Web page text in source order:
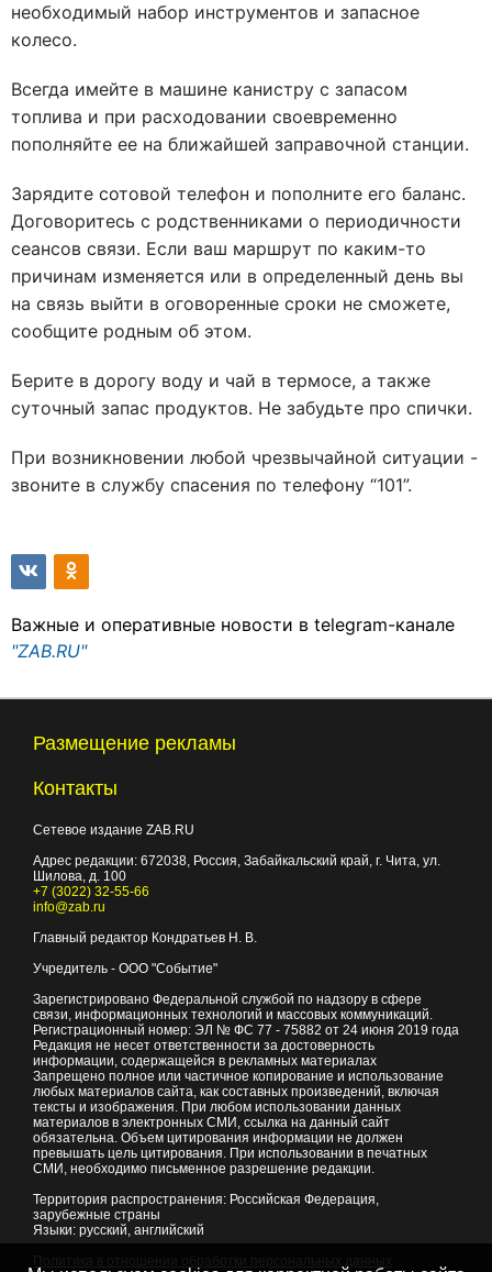
необходимый набор инструментов и запасное
колесо.
Всегда имейте в машине канистру с запасом
топлива и при расходовании своевременно
пополняйте ее на ближайшей заправочной станции.
Зарядите сотовой телефон и пополните его баланс.
Договоритесь с родственниками о периодичности
сеансов связи. Если ваш маршрут по каким-то
причинам изменяется или в определенный день вы
на связь выйти в оговоренные сроки не сможете,
сообщите родным об этом.
Берите в дорогу воду и чай в термосе, а также
суточный запас продуктов. Не забудьте про спички.
При возникновении любой чрезвычайной ситуации -
звоните в службу спасения по телефону “101”.
Важные и оперативные новости в telegram-канале
"ZAB.RU"
Размещение рекламы
Контакты
Сетевое издание ZAB.RU
Адрес редакции: 672038, Россия, Забайкальский край, г. Чита, ул.
Шилова, д. 100
+7 (3022) 32-55-66
info@zab.ru
Главный редактор Кондратьев Н. В.
Учредитель - ООО "Событие"
Зарегистрировано Федеральной службой по надзору в сфере
связи, информационных технологий и массовых коммуникаций.
Регистрационный номер: ЭЛ № ФС 77 - 75882 от 24 июня 2019 года
Редакция не несет ответственности за достоверность
информации, содержащейся в рекламных материалах
Запрещено полное или частичное копирование и использование
любых материалов сайта, как составных произведений, включая
тексты и изображения. При любом использовании данных
материалов в электронных СМИ, ссылка на данный сайт
обязательна. Объем цитирования информации не должен
превышать цель цитирования. При использовании в печатных
СМИ, необходимо письменное разрешение редакции.
Территория распространения: Российская Федерация,
зарубежные страны
Языки: русский, английский